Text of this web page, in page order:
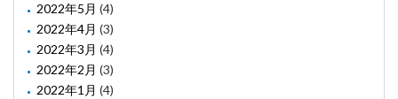
2022年5月 (4)
2022年4月 (3)
2022年3月 (4)
2022年2月 (3)
2022年1月 (4)